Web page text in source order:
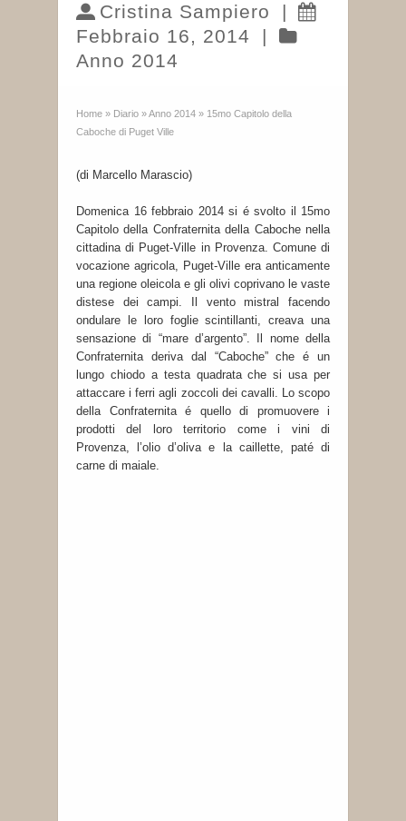
Cristina Sampiero
|
Febbraio 16, 2014
|
Anno 2014
Home » Diario »Anno 2014 » 15mo Capitolo della
Caboche di Puget Ville
(di Marcello Marascio)
Domenica 16 febbraio 2014 si é svolto il 15mo
Capitolo della Confraternita della Caboche nella
cittadina di Puget-Ville in Provenza. Comune di
vocazione agricola, Puget-Ville era anticamente
una regione oleicola e gli olivi coprivano le vaste
distese dei campi. Il vento mistral facendo
ondulare le loro foglie scintillanti, creava una
sensazione di “mare d’argento”. Il nome della
Confraternita deriva dal “Caboche” che é un
lungo chiodo a testa quadrata che si usa per
attaccare i ferri agli zoccoli dei cavalli. Lo scopo
della Confraternita é quello di promuovere i
prodotti del loro territorio come i vini di
Provenza, l’olio d’oliva e la caillette, paté di
carne di maiale.